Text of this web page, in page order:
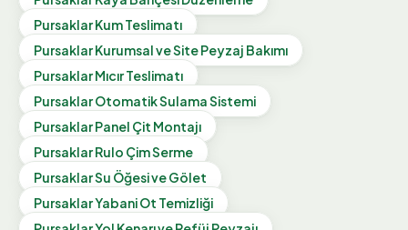
PursaklarKum Teslimatı
PursaklarKurumsal ve Site Peyzaj Bakımı
PursaklarMıcır Teslimatı
PursaklarOtomatik Sulama Sistemi
PursaklarPanel Çit Montajı
PursaklarRulo Çim Serme
PursaklarSu Öğesi ve Gölet
PursaklarYabani Ot Temizliği